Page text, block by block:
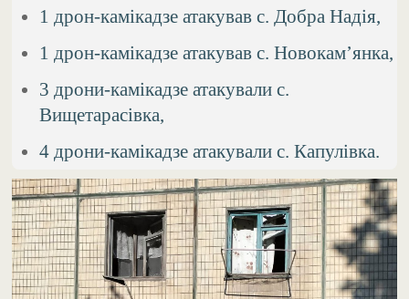
1 дрон-камікадзе атакував с. Добра Надія,
1 дрон-камікадзе атакував с. Новокам’янка,
3 дрони-камікадзе атакували с.
Вищетарасівка,
4 дрони-камікадзе атакували с. Капулівка.